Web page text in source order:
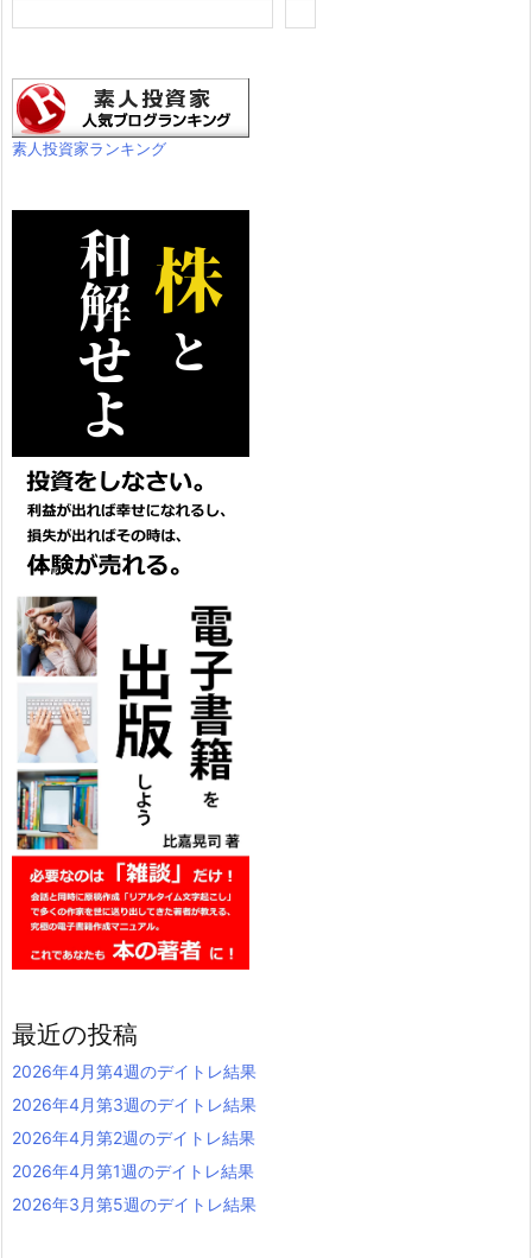
素人投資家ランキング
最近の投稿
2026年4月第4週のデイトレ結果
2026年4月第3週のデイトレ結果
2026年4月第2週のデイトレ結果
2026年4月第1週のデイトレ結果
2026年3月第5週のデイトレ結果